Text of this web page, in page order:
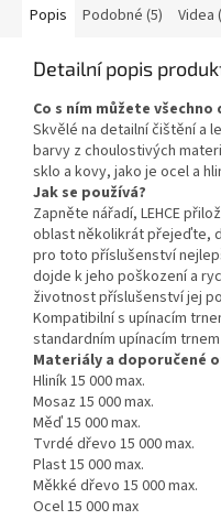
Popis Podobné (5) Videa
Detailní popis
Co s ním můžete všechno
Skvělé na detailní čištění a
barvy z choulostivých
sklo a kovy, jako je ocel a
Jak se používá?
Zapněte nářadí, LEHCE
oblast několikrát přejeďte,
pro toto příslušenství
dojde k jeho poškození a
životnost příslušenství jej
Kompatibilní s upínacím
standardním upínacím trnem
Materiály a doporučené
Hliník 15 000 max.
Mosaz 15 000 max.
Měď 15 000 max.
Tvrdé dřevo 15 000 max.
Plast 15 000 max.
Měkké dřevo 15 000 max.
Ocel 15 000 max